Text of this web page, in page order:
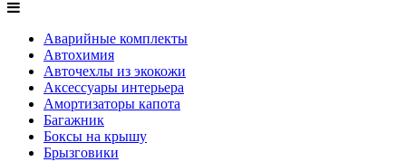
Аварийные комплекты
Автохимия
Авточехлы из экокожи
Аксессуары интерьера
Амортизаторы капота
Багажник
Боксы на крышу
Брызговики